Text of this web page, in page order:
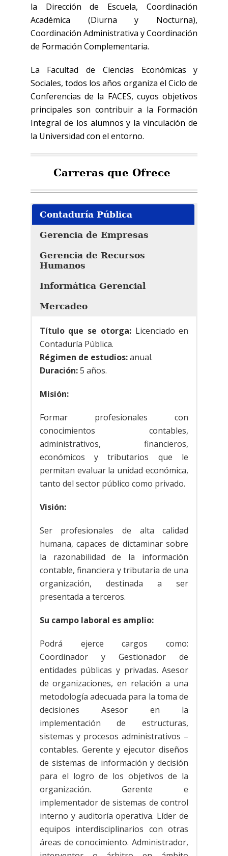
la Dirección de Escuela, Coordinación
Académica (Diurna y Nocturna),
Coordinación Administrativa y Coordinación
de Formación Complementaria.
La Facultad de Ciencias Económicas y
Sociales, todos los años organiza el Ciclo de
Conferencias de la FACES, cuyos objetivos
principales son contribuir a la Formación
Integral de los alumnos y la vinculación de
la Universidad con el entorno.
Carreras que Ofrece
Contaduría Pública
Gerencia de Empresas
Gerencia de Recursos
Humanos
Informática Gerencial
Mercadeo
Título que se otorga: Licenciado en
Contaduría Pública.
Régimen de estudios:anual.
Duración:5 años.
Misión:
Formar profesionales con
conocimientos contables,
administrativos, financieros,
económicos y tributarios que le
permitan evaluar la unidad económica,
tanto del sector público como privado.
Visión:
Ser profesionales de alta calidad
humana, capaces de dictaminar sobre
la razonabilidad de la información
contable, financiera y tributaria de una
organización, destinada a ser
presentada a terceros.
Su campo laboral es amplio:
Podrá ejerce cargos como:
Coordinador y Gestionador de
entidades públicas y privadas. Asesor
de organizaciones, en relación a una
metodología adecuada para la toma de
decisiones Asesor en la
implementación de estructuras,
sistemas y procesos administrativos –
contables. Gerente y ejecutor diseños
de sistemas de información y decisión
para el logro de los objetivos de la
organización. Gerente e
implementador de sistemas de control
interno y auditoría operativa. Líder de
equipos interdisciplinarios con otras
áreas de conocimiento. Administrador,